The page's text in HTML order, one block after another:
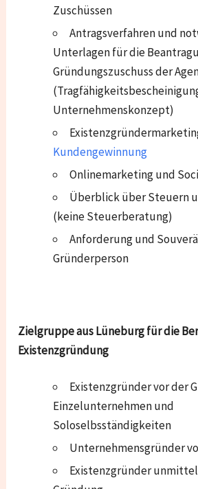
Zuschüssen
Antragsverfahren und
Unterlagen für die
Gründungszuschuss der
Unternehmenskonzept)
Kundengewinnung
Onlinemarketing und
Überblick über Steuern
(keine Steuerberatung)
Anforderung und
Gründerperson
Zielgruppe aus Lüneburg für die
Existenzgründung
Existenzgründer vor der
Einzelunternehmen und
Soloselbsständigkeiten
Unternehmensgründer
Existenzgründer